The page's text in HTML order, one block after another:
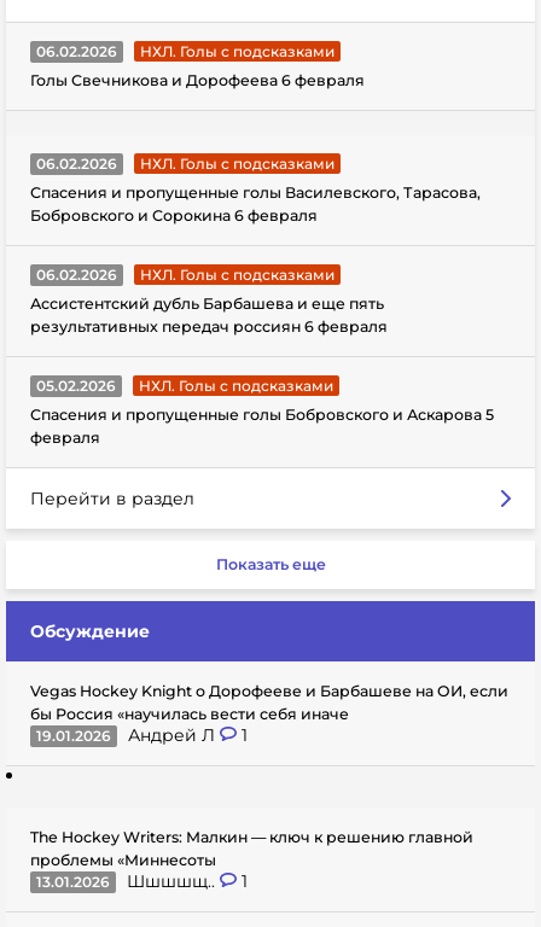
06.02.2026
НХЛ. Голы с подсказками
Голы Свечникова и Дорофеева 6 февраля
06.02.2026
НХЛ. Голы с подсказками
Спасения и пропущенные голы Василевского, Тарасова,
Бобровского и Сорокина 6 февраля
06.02.2026
НХЛ. Голы с подсказками
Ассистентский дубль Барбашева и еще пять
результативных передач россиян 6 февраля
05.02.2026
НХЛ. Голы с подсказками
Спасения и пропущенные голы Бобровского и Аскарова 5
февраля
Перейти в раздел
Показать еще
Обсуждение
Vegas Hockey Knight о Дорофееве и Барбашеве на ОИ, если
бы Россия «научилась вести себя иначе
19.01.2026
Андрей Л 1
The Hockey Writers: Малкин — ключ к решению главной
проблемы «Миннесоты
13.01.2026
Шшшшщ.. 1